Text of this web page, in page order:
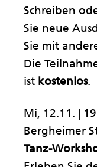
Schreiben
Sie neue
Sie mit
Die
ist kostenlos.
Mi, 12.11. |
Bergheimer
Tanz-